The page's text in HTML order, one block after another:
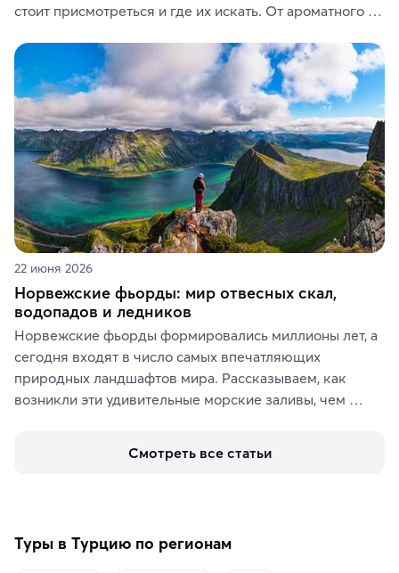
стоит присмотреться и где их искать. От ароматного
керамики и изделий из кожи на турецких рынках и в
аутентичных лавках — в подарок близким или себе на
память о путешествии.
22 июня 2026
Норвежские фьорды: мир отвесных скал,
водопадов и ледников
Норвежские фьорды формировались миллионы лет, а
сегодня входят в число самых впечатляющих
природных ландшафтов мира. Рассказываем, как
возникли эти удивительные морские заливы, чем
включить в маршрут по Норвегии.
Смотреть все статьи
Туры в Турцию по регионам